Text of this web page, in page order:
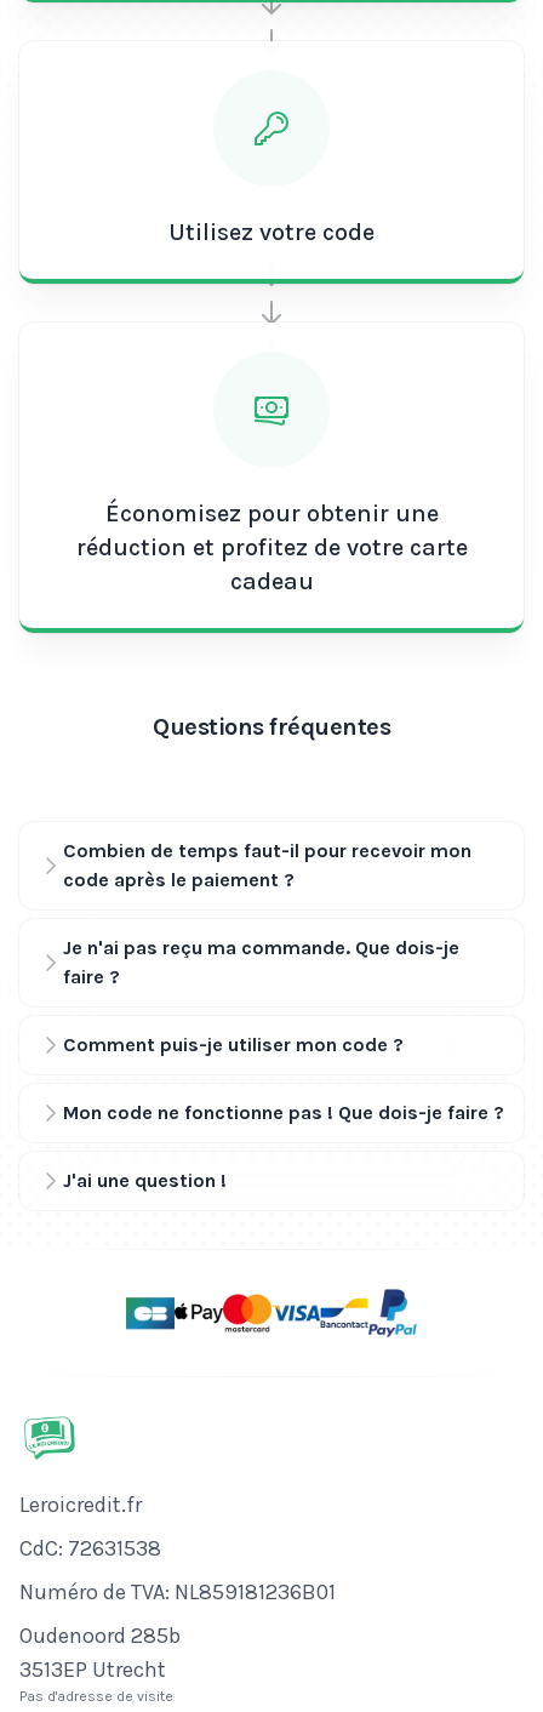
Utilisez votre code
Économisez pour obtenir une
réduction et profitez de votre carte
cadeau
Questions fréquentes
Combien de temps faut-il pour recevoir mon
code après le paiement ?
Je n'ai pas reçu ma commande. Que dois-je
faire ?
Comment puis-je utiliser mon code ?
Mon code ne fonctionne pas ! Que dois-je faire ?
J'ai une question !
Nom de l'entreprise
Leroicredit.fr
Numéro de CdC
CdC: 72631538
Numéro de TVA
Numéro de TVA: NL859181236B01
Adresse
Oudenoord 285b
3513EP Utrecht
Pas d'adresse de visite